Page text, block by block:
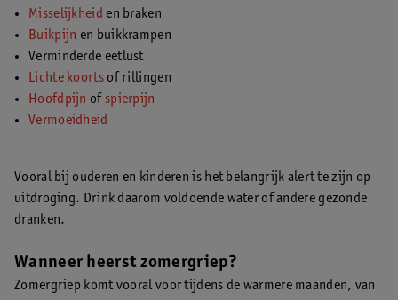
Misselijkheid en braken
Buikpijn en buikkrampen
Verminderde eetlust
Lichte koortsof rillingen
Hoofdpijn of spierpijn
Vermoeidheid
Vooral bij ouderen en kinderen is het belangrijk alert te zijn op
uitdroging. Drink daarom voldoende water of andere gezonde
dranken.
Wanneer heerst zomergriep?
Zomergriep komt vooral voor tijdens de warmere maanden, van